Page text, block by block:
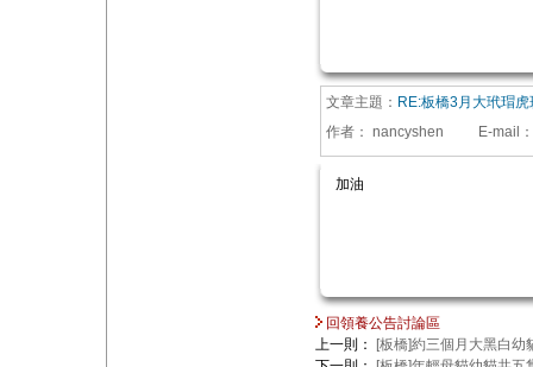
文章主題： RE:板橋3月大玳瑁
作者： nancyshen E-mail ：
加油
回領養公告討論區
上一則：
[板橋]約三個月大黑白幼